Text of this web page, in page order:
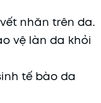
nhăn trên da.
vệ làn da khỏi
tế bào da